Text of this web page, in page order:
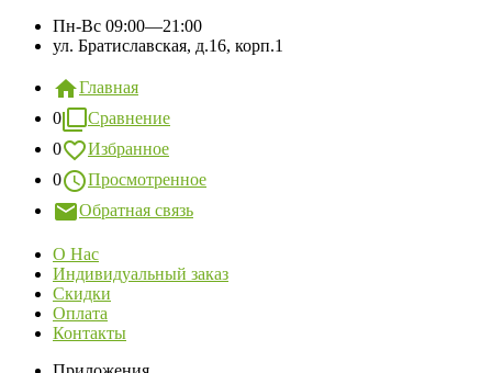
Пн-Вс 09:00—21:00
ул. Братиславская, д.16, корп.1
Главная
0
Сравнение
0
Избранное
0
Просмотренное
Обратная связь
О Нас
Индивидуальный заказ
Скидки
Оплата
Контакты